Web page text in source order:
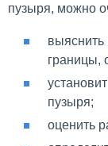
пузыря, можно
выяснить
границы,
пузыря;
оценить